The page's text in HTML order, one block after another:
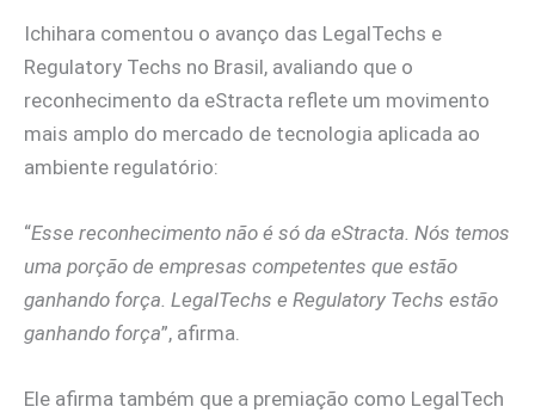
Ichihara comentou o avanço das LegalTechs e
Regulatory Techs no Brasil, avaliando que o
reconhecimento da eStracta reflete um movimento
mais amplo do mercado de tecnologia aplicada ao
ambiente regulatório:
“Esse reconhecimento não é só da eStracta. Nós temos
uma porção de empresas competentes que estão
ganhando força. LegalTechs e Regulatory Techs estão
ganhando força”, afirma.
Ele afirma também que a premiação como LegalTech